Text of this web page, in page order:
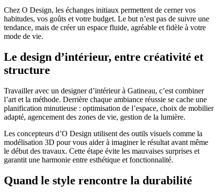
Chez O Design, les échanges initiaux permettent de cerner vos
habitudes, vos goûts et votre budget. Le but n’est pas de suivre une
tendance, mais de créer un espace fluide, agréable et fidèle à votre
mode de vie.
Le design d’intérieur, entre créativité et
structure
Travailler avec un designer d’intérieur à Gatineau, c’est combiner
l’art et la méthode. Derrière chaque ambiance réussie se cache une
planification minutieuse : optimisation de l’espace, choix de mobilier
adapté, agencement des zones de vie, gestion de la lumière.
Les concepteurs d’O Design utilisent des outils visuels comme la
modélisation 3D pour vous aider à imaginer le résultat avant même
le début des travaux. Cette étape évite les mauvaises surprises et
garantit une harmonie entre esthétique et fonctionnalité.
Quand le style rencontre la durabilité